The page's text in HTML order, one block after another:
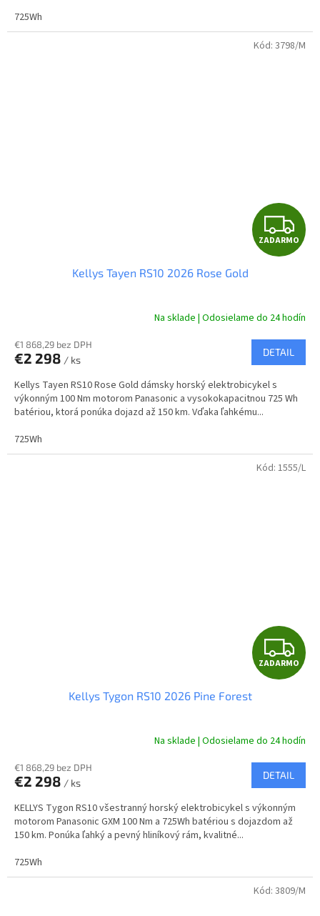
725Wh
Z
A
A
R
M
O
ZADARMO
Kellys Tayen RS10 2026 Rose Gold
Na sklade | Odosielame do 24 hodín
€1 868,29 bez DPH
€2 298 / ks
DETAIL
Kellys Tayen RS10 Rose Gold dámsky horský elektrobicykel s
výkonným 100 Nm motorom Panasonic a vysokokapacitnou 725 Wh
batériou, ktorá ponúka dojazd až 150 km. Vďaka ľahkému...
725Wh
Kód: 3798/M
Z
A
A
R
M
ZADARMO
Kellys Tygon RS10 2026 Pine Forest
Na sklade | Odosielame do 24 hodín
€1 868,29 bez DPH
€2 298 / ks
DETAIL
KELLYS Tygon RS10 všestranný horský elektrobicykel s výkonným
motorom Panasonic GXM 100 Nm a 725Wh batériou s dojazdom až
150 km. Ponúka ľahký a pevný hliníkový rám, kvalitné...
725Wh
Kód: 1555/L
Kód: 3809/M